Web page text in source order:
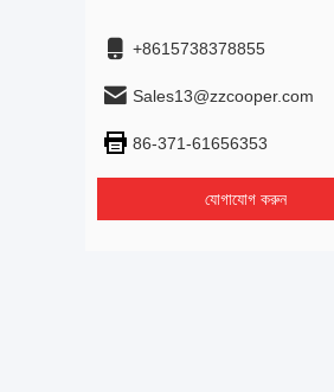
+8615738378855
Sales13@zzcooper.com
86-371-61656353
যোগাযোগ করুন